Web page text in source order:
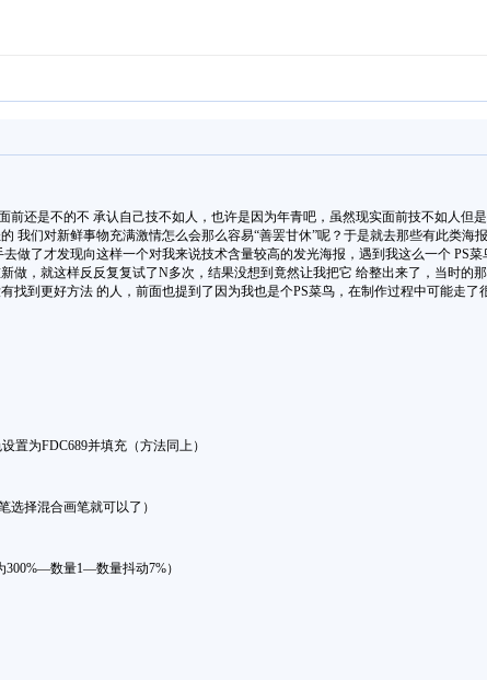
是不的不 承认自己技不如人，也许是因为年青吧，虽然现实面前技不如人但
们对新鲜事物充满激情怎么会那么容易“善罢甘休”呢？于是就去那些有此类海
做了才发现向这样一个对我来说技术含量较高的发光海报，遇到我这么一个 PS
，就这样反反复复试了N多次，结果没想到竟然让我把它 给整出来了，当时的
到更好方法 的人，前面也提到了因为我也是个PS菜鸟，在制作过程中可能走了
置为FDC689并填充（方法同上）
择混合画笔就可以了）
300%—数量1—数量抖动7%）